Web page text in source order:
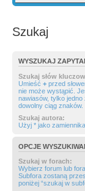
Szukaj
WYSZUKAJ
Szukaj słów
Umieść + przed
nie może wystąpić.
nawiasów, tylko jedno
dowolny ciąg znaków.
Szukaj autora:
Użyj * jako
OPCJE
Szukaj w forach:
Wybierz forum lub
Subfora zostaną
poniżej “szukaj w